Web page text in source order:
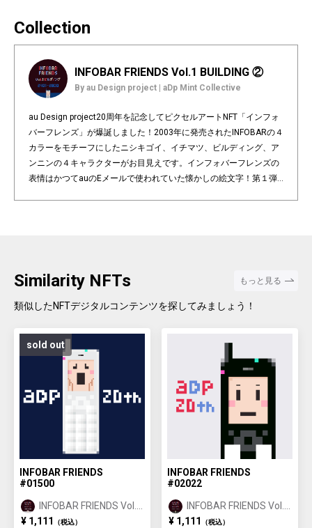
Collection
INFOBAR FRIENDS Vol.1 BUILDING ②
By au Design project | aDp Mint Collective
au Design project20周年を記念してピクセルアートNFT「インフォ
バーフレンズ」が爆誕しました！2003年に発売されたINFOBARの４
カラーをモチーフにしたニシキゴイ、イチマツ、ビルディング、ア
ンニンの４キャラクターがお目見えです。インフォバーフレンズの
表情はかつてauのEメールで使われていた懐かしの絵文字！第１弾
the INFOBAR FRIENDS' faces are nostalgic pictograms once used
in au e-mail! The first edition is a special edition with the aDp20th l
mbination patterns of "character x expression x background colo
r".
Similarity NFTs もっと見る
類似したNFTデジタルコンテンツを探してみましょう！
sold out
INFOBAR FRIENDS
#01500
INFOBAR FRIENDS Vol.1
ANNIN ①
¥ 1,111 （税込）
INFOBAR FRIENDS
#02022
INFOBAR FRIENDS Vol.1
ICHIMATSU ②
¥ 1,111 （税込）